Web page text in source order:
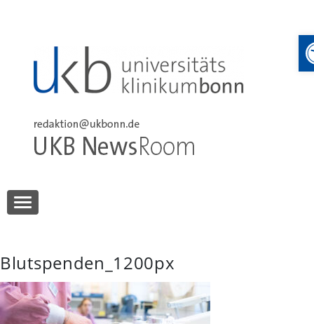
UKB NewsRoom
Blutspenden_1200px